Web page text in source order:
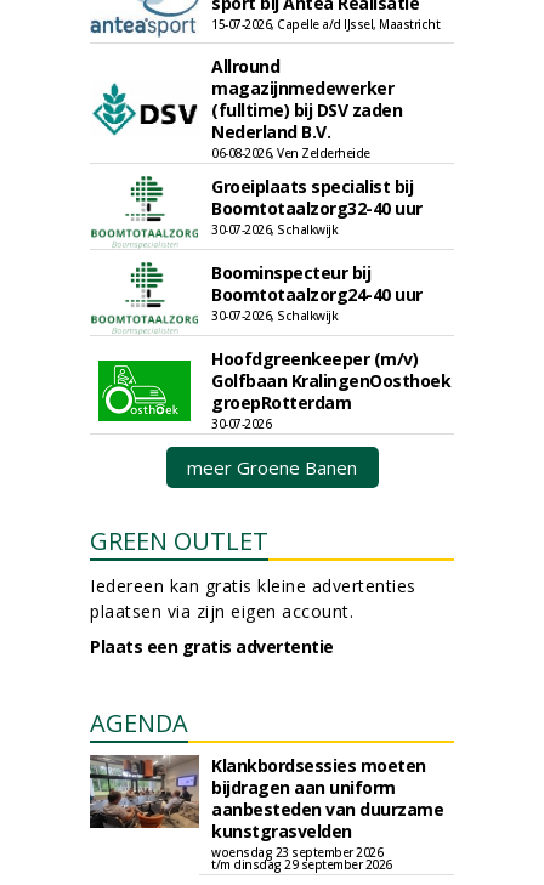
15-07-2026, Capelle a/d IJssel, Maastricht
Allround
magazijnmedewerker
(fulltime) bij DSV zaden
Nederland B.V.
06-08-2026, Ven Zelderheide
Groeiplaats specialist bij
Boomtotaalzorg32-40 uur
30-07-2026, Schalkwijk
Boominspecteur bij
Boomtotaalzorg24-40 uur
30-07-2026, Schalkwijk
Hoofdgreenkeeper (m/v)
Golfbaan KralingenOosthoek
groepRotterdam
30-07-2026
meer Groene Banen
GREEN OUTLET
Iedereen kan gratis kleine advertenties
plaatsen via zijn eigen account.
Plaats een gratis advertentie
AGENDA
Klankbordsessies moeten
bijdragen aan uniform
aanbesteden van duurzame
kunstgrasvelden
woensdag 23 september 2026
t/m dinsdag 29 september 2026